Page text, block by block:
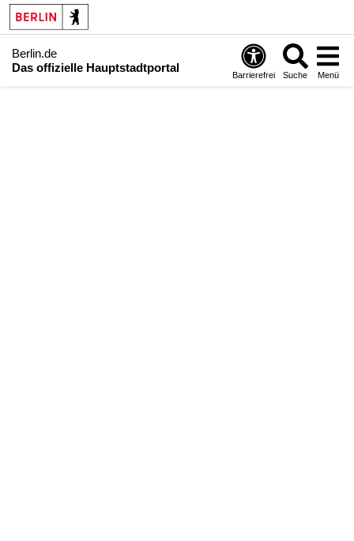
Berlin.de
Das offizielle Hauptstadtportal
Barrierefrei Suche Menü